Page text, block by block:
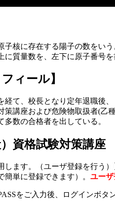
子核に存在する陽子の数をい
質量数を、左下に原子番号を
ィール】
て、校長となり定年退職後、
講座および危険物取扱者(乙
数の合格者を出している。
）資格試験対策講
します。（ユーザ登録を行う
単に登録できます）。 ユーザ
をご入力後、ログインボ